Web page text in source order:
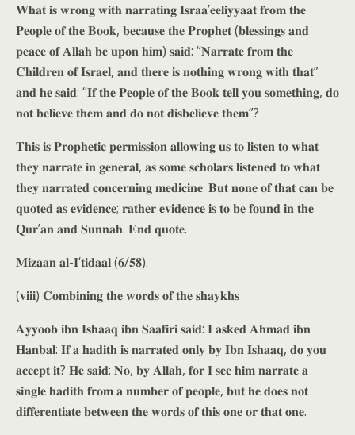
𝐖𝐡𝐚𝐭 𝐢𝐬 𝐰𝐫𝐨𝐧𝐠 𝐰𝐢𝐭𝐡 𝐧𝐚𝐫𝐫𝐚𝐭𝐢𝐧𝐠 𝐈𝐬𝐫𝐚𝐚’𝐞𝐞𝐥𝐢𝐲𝐲𝐚𝐚𝐭 𝐟𝐫𝐨𝐦 𝐭𝐡𝐞
𝐏𝐞𝐨𝐩𝐥𝐞 𝐨𝐟 𝐭𝐡𝐞 𝐁𝐨𝐨𝐤, 𝐛𝐞𝐜𝐚𝐮𝐬𝐞 𝐭𝐡𝐞 𝐏𝐫𝐨𝐩𝐡𝐞𝐭 (𝐛𝐥𝐞𝐬𝐬𝐢𝐧𝐠𝐬 𝐚𝐧𝐝
𝐩𝐞𝐚𝐜𝐞 𝐨𝐟 𝐀𝐥𝐥𝐚𝐡 𝐛𝐞 𝐮𝐩𝐨𝐧 𝐡𝐢𝐦) 𝐬𝐚𝐢𝐝: “𝐍𝐚𝐫𝐫𝐚𝐭𝐞 𝐟𝐫𝐨𝐦 𝐭𝐡𝐞
𝐂𝐡𝐢𝐥𝐝𝐫𝐞𝐧 𝐨𝐟 𝐈𝐬𝐫𝐚𝐞𝐥, 𝐚𝐧𝐝 𝐭𝐡𝐞𝐫𝐞 𝐢𝐬 𝐧𝐨𝐭𝐡𝐢𝐧𝐠 𝐰𝐫𝐨𝐧𝐠 𝐰𝐢𝐭𝐡 𝐭𝐡𝐚𝐭”
𝐚𝐧𝐝 𝐡𝐞 𝐬𝐚𝐢𝐝: “𝐈𝐟 𝐭𝐡𝐞 𝐏𝐞𝐨𝐩𝐥𝐞 𝐨𝐟 𝐭𝐡𝐞 𝐁𝐨𝐨𝐤 𝐭𝐞𝐥𝐥 𝐲𝐨𝐮 𝐬𝐨𝐦𝐞𝐭𝐡𝐢𝐧𝐠, 𝐝𝐨
𝐧𝐨𝐭 𝐛𝐞𝐥𝐢𝐞𝐯𝐞 𝐭𝐡𝐞𝐦 𝐚𝐧𝐝 𝐝𝐨 𝐧𝐨𝐭 𝐝𝐢𝐬𝐛𝐞𝐥𝐢𝐞𝐯𝐞 𝐭𝐡𝐞𝐦”?
𝐓𝐡𝐢𝐬 𝐢𝐬 𝐏𝐫𝐨𝐩𝐡𝐞𝐭𝐢𝐜 𝐩𝐞𝐫𝐦𝐢𝐬𝐬𝐢𝐨𝐧 𝐚𝐥𝐥𝐨𝐰𝐢𝐧𝐠 𝐮𝐬 𝐭𝐨 𝐥𝐢𝐬𝐭𝐞𝐧 𝐭𝐨 𝐰𝐡𝐚𝐭
𝐭𝐡𝐞𝐲 𝐧𝐚𝐫𝐫𝐚𝐭𝐞 𝐢𝐧 𝐠𝐞𝐧𝐞𝐫𝐚𝐥, 𝐚𝐬 𝐬𝐨𝐦𝐞 𝐬𝐜𝐡𝐨𝐥𝐚𝐫𝐬 𝐥𝐢𝐬𝐭𝐞𝐧𝐞𝐝 𝐭𝐨 𝐰𝐡𝐚𝐭
𝐭𝐡𝐞𝐲 𝐧𝐚𝐫𝐫𝐚𝐭𝐞𝐝 𝐜𝐨𝐧𝐜𝐞𝐫𝐧𝐢𝐧𝐠 𝐦𝐞𝐝𝐢𝐜𝐢𝐧𝐞. 𝐁𝐮𝐭 𝐧𝐨𝐧𝐞 𝐨𝐟 𝐭𝐡𝐚𝐭 𝐜𝐚𝐧 𝐛𝐞
𝐪𝐮𝐨𝐭𝐞𝐝 𝐚𝐬 𝐞𝐯𝐢𝐝𝐞𝐧𝐜𝐞; 𝐫𝐚𝐭𝐡𝐞𝐫 𝐞𝐯𝐢𝐝𝐞𝐧𝐜𝐞 𝐢𝐬 𝐭𝐨 𝐛𝐞 𝐟𝐨𝐮𝐧𝐝 𝐢𝐧 𝐭𝐡𝐞
𝐐𝐮𝐫’𝐚𝐧 𝐚𝐧𝐝 𝐒𝐮𝐧𝐧𝐚𝐡. 𝐄𝐧𝐝 𝐪𝐮𝐨𝐭𝐞.
𝐌𝐢𝐳𝐚𝐚𝐧 𝐚𝐥-𝐈‘𝐭𝐢𝐝𝐚𝐚𝐥 (𝟔/𝟓𝟖).
(𝐯𝐢𝐢𝐢) 𝐂𝐨𝐦𝐛𝐢𝐧𝐢𝐧𝐠 𝐭𝐡𝐞 𝐰𝐨𝐫𝐝𝐬 𝐨𝐟 𝐭𝐡𝐞 𝐬𝐡𝐚𝐲𝐤𝐡𝐬
𝐀𝐲𝐲𝐨𝐨𝐛 𝐢𝐛𝐧 𝐈𝐬𝐡𝐚𝐚𝐪 𝐢𝐛𝐧 𝐒𝐚𝐚𝐟𝐢𝐫𝐢 𝐬𝐚𝐢𝐝: 𝐈 𝐚𝐬𝐤𝐞𝐝 𝐀𝐡𝐦𝐚𝐝 𝐢𝐛𝐧
𝐇𝐚𝐧𝐛𝐚𝐥: 𝐈𝐟 𝐚 𝐡𝐚𝐝𝐢𝐭𝐡 𝐢𝐬 𝐧𝐚𝐫𝐫𝐚𝐭𝐞𝐝 𝐨𝐧𝐥𝐲 𝐛𝐲 𝐈𝐛𝐧 𝐈𝐬𝐡𝐚𝐚𝐪, 𝐝𝐨 𝐲𝐨𝐮
𝐚𝐜𝐜𝐞𝐩𝐭 𝐢𝐭? 𝐇𝐞 𝐬𝐚𝐢𝐝: 𝐍𝐨, 𝐛𝐲 𝐀𝐥𝐥𝐚𝐡, 𝐟𝐨𝐫 𝐈 𝐬𝐞𝐞 𝐡𝐢𝐦 𝐧𝐚𝐫𝐫𝐚𝐭𝐞 𝐚
𝐬𝐢𝐧𝐠𝐥𝐞 𝐡𝐚𝐝𝐢𝐭𝐡 𝐟𝐫𝐨𝐦 𝐚 𝐧𝐮𝐦𝐛𝐞𝐫 𝐨𝐟 𝐩𝐞𝐨𝐩𝐥𝐞, 𝐛𝐮𝐭 𝐡𝐞 𝐝𝐨𝐞𝐬 𝐧𝐨𝐭
𝐝𝐢𝐟𝐟𝐞𝐫𝐞𝐧𝐭𝐢𝐚𝐭𝐞 𝐛𝐞𝐭𝐰𝐞𝐞𝐧 𝐭𝐡𝐞 𝐰𝐨𝐫𝐝𝐬 𝐨𝐟 𝐭𝐡𝐢𝐬 𝐨𝐧𝐞 𝐨𝐫 𝐭𝐡𝐚𝐭 𝐨𝐧𝐞.